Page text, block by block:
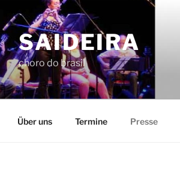
SAIDEIRA
choro do brasil
Über uns Termine Presse